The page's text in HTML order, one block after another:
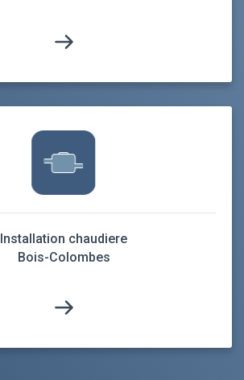
Installation chaudiere
Bois-Colombes